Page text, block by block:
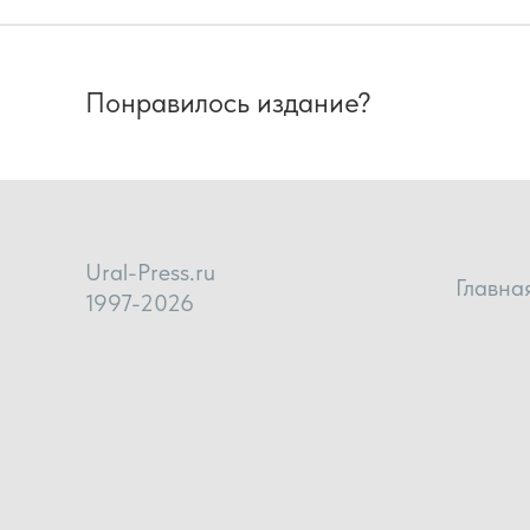
Понравилось издание?
Ural-Press.ru
1997-2026